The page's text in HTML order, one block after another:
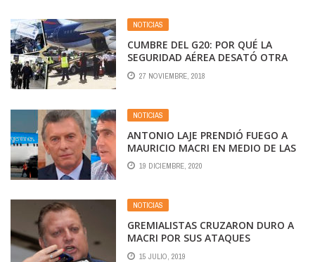
NOTICIAS
CUMBRE DEL G20: POR QUÉ LA
SEGURIDAD AÉREA DESATÓ OTRA
CRISIS CON GREMIOS
27 NOVIEMBRE, 2018
NOTICIAS
ANTONIO LAJE PRENDIÓ FUEGO A
MAURICIO MACRI EN MEDIO DE LAS
CRÍTICAS POR EL CIERRE DE EL
PALOMAR
19 DICIEMBRE, 2020
NOTICIAS
GREMIALISTAS CRUZARON DURO A
MACRI POR SUS ATAQUES
15 JULIO, 2019